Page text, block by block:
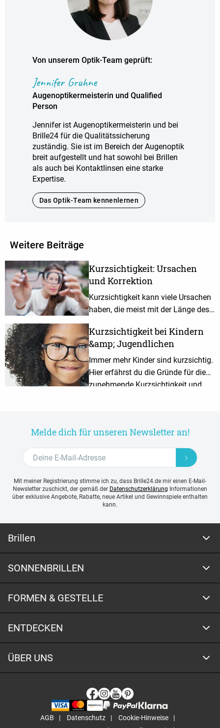
Von unserem Optik-Team geprüft:
Jennifer Gruhne
Augenoptikermeisterin und Qualified
Person
Jennifer ist Augenoptikermeisterin und bei
Brille24 für die Qualitätssicherung
zuständig. Sie ist im Bereich der Augenoptik
breit aufgestellt und hat sowohl bei Brillen
als auch bei Kontaktlinsen eine starke
Expertise.
Das Optik-Team kennenlernen
Weitere Beiträge
Kurzsichtigkeit: Ursachen
und Korrektion
Kurzsichtigkeit kann viele Ursachen
haben, die meist mit der Länge des
Welche Korrekturmöglichkeiten es
gibt, erfährst du hier.
Kurzsichtigkeit bei Kindern
&amp; Jugendlichen
Immer mehr Kinder sind kurzsichtig.
Hier erfährst du die Gründe für die
zunehmende Kurzsichtigkeit und
Melde dich für unseren Newsletter an!
Mit meiner Registrierung stimme ich zu, dass Brille24.de mir einen E-Mail-
Newsletter zuschickt, der gemäß der Datenschutzerklärung Informationen
über exklusive Angebote, Rabatte, neue Artikel und Gewinnspiele enthalten
kann.
Brillen
SONNENBRILLEN
FORMEN & GESTELLE
ENTDECKEN
ÜBER UNS
AGB Datenschutz
Cookie-Hinweise